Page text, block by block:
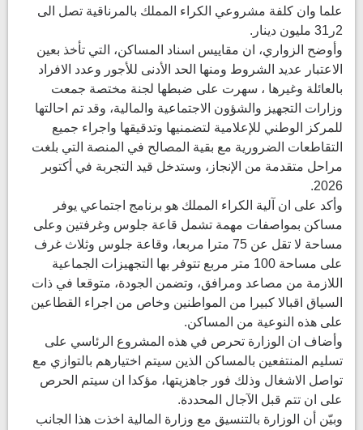
علما وان كلفة مشروعي الكراء المملك بالمرناقية تصل الى
2ر31 مليون دينار.
وأوضح الزواري، ان مقاييس اسناد المساكن، التي تأخذ بعين
الاعتبار عديد الشروط ومنها الحد الأدنى للأجور وعدد الافراد
بالعائلة وغيرها ، سهرت على ضبطها لجنة مختصة جمعت
وزارات التجهيز والشؤون الاجتماعية والمالية، وقد تم احالتها
للمركز الوطني للإعلامية لتضمنيها وتدقيقها واجراء جميع
التقاطعات الضرورية مع بقية المصالح في المنصة التي بلغت
مراحل متقدمة من الإنجاز، وستدخل قيد التجربة في أكتوبر
2026.
وأكد على ان آلية الكراء المملك هو برنامج اجتماعي يوفر
مساكن بمواصفات مهمة تشمل قاعة جلوس وغرفتين وعلى
مساحة لا تقل عن 75 مترا مربعا، وقاعة جلوس وثلاث غرف
على مساحة 100 متر مربع تتوفر بها التجهيزات الجماعية
اللازمة من مصاعد ومرافق، وتضمن الجودة، متوقعا في ذات
السياق اقبالا كبيرا من المواطنين وخاص من اجراء القطاعين
على هذه النوعية من المساكن.
وأضاف ان الوزارة تحرص في هذه المشروع الرئاسي على
تسليم المنتفعين بالمساكن الذين سيتم اختيارهم بالتوازي مع
تواصل الاشغال وذلك فور جاهزيتها، مؤكدا ان سيتم الحرص
على ان تتم قبل الآجال المحددة.
وبيّن أن الوزارة بالتنسيق مع وزارة المالية اخذت هذا الجانب